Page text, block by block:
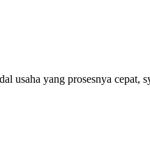
usaha yang prosesnya